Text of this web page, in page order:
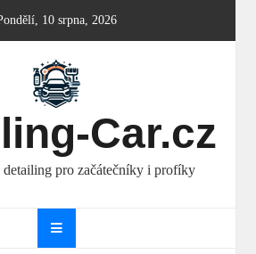
10 srpna, 2026
Car.cz
pro začátečníky i profíky